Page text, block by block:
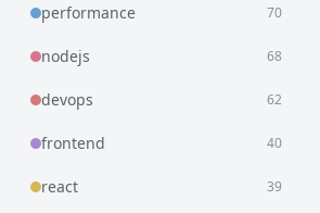
performance 70
nodejs 68
devops 62
frontend 40
react 39